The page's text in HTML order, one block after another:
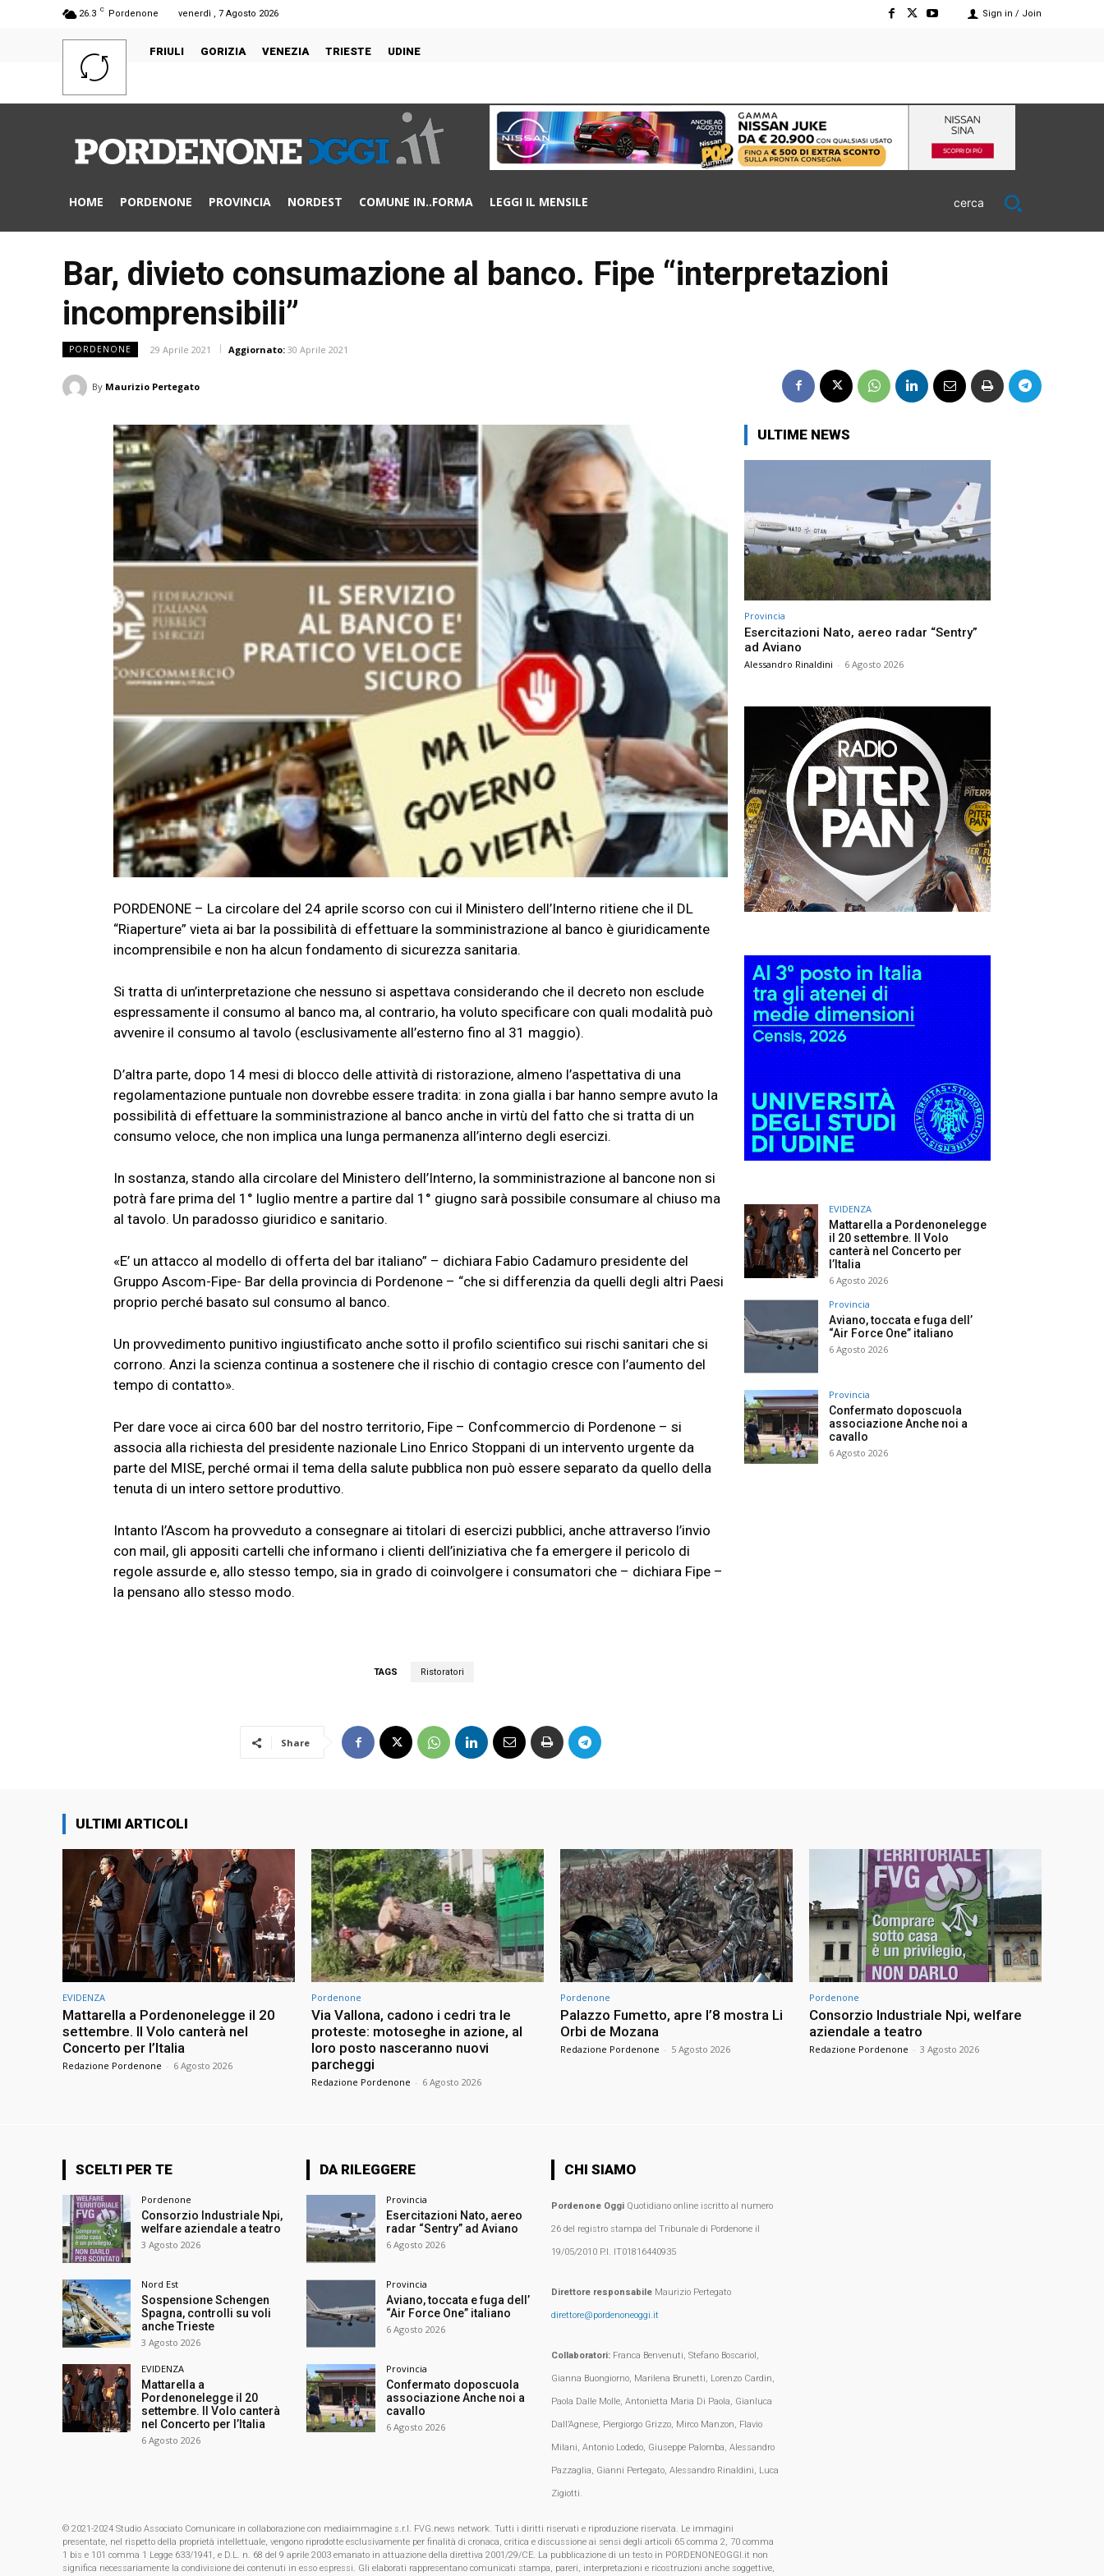
26.3 C Pordenone venerdì , 7 Agosto 2026 Sign in / Join
FRIULI GORIZIA VENEZIA TRIESTE UDINE
HOME PORDENONE PROVINCIA NORDEST COMUNE IN..FORMA LEGGI IL MENSILE cerca
Bar, divieto consumazione al banco. Fipe “interpretazioni
incomprensibili”
PORDENONE 29 Aprile 2021 Aggiornato: 30 Aprile 2021
By Maurizio Pertegato
PORDENONE – La circolare del 24 aprile scorso con cui il Ministero dell’Interno ritiene che il DL
“Riaperture” vieta ai bar la possibilità di effettuare la somministrazione al banco è giuridicamente
incomprensibile e non ha alcun fondamento di sicurezza sanitaria.
Si tratta di un’interpretazione che nessuno si aspettava considerando che il decreto non esclude
espressamente il consumo al banco ma, al contrario, ha voluto specificare con quali modalità può
avvenire il consumo al tavolo (esclusivamente all’esterno fino al 31 maggio).
D’altra parte, dopo 14 mesi di blocco delle attività di ristorazione, almeno l’aspettativa di una
regolamentazione puntuale non dovrebbe essere tradita: in zona gialla i bar hanno sempre avuto la
possibilità di effettuare la somministrazione al banco anche in virtù del fatto che si tratta di un
consumo veloce, che non implica una lunga permanenza all’interno degli esercizi.
In sostanza, stando alla circolare del Ministero dell’Interno, la somministrazione al bancone non si
potrà fare prima del 1° luglio mentre a partire dal 1° giugno sarà possibile consumare al chiuso ma
al tavolo. Un paradosso giuridico e sanitario.
«E’ un attacco al modello di offerta del bar italiano” – dichiara Fabio Cadamuro presidente del
Gruppo Ascom-Fipe- Bar della provincia di Pordenone – “che si differenzia da quelli degli altri Paesi
proprio perché basato sul consumo al banco.
Un provvedimento punitivo ingiustificato anche sotto il profilo scientifico sui rischi sanitari che si
corrono. Anzi la scienza continua a sostenere che il rischio di contagio cresce con l’aumento del
tempo di contatto».
Per dare voce ai circa 600 bar del nostro territorio, Fipe – Confcommercio di Pordenone – si
associa alla richiesta del presidente nazionale Lino Enrico Stoppani di un intervento urgente da
parte del MISE, perché ormai il tema della salute pubblica non può essere separato da quello della
tenuta di un intero settore produttivo.
Intanto l’Ascom ha provveduto a consegnare ai titolari di esercizi pubblici, anche attraverso l’invio
con mail, gli appositi cartelli che informano i clienti dell’iniziativa che fa emergere il pericolo di
regole assurde e, allo stesso tempo, sia in grado di coinvolgere i consumatori che – dichiara Fipe –
la pensano allo stesso modo.
TAGS Ristoratori
Share
ULTIME NEWS
Provincia
Esercitazioni Nato, aereo radar “Sentry”
ad Aviano
Alessandro Rinaldini - 6 Agosto 2026
EVIDENZA
Mattarella a Pordenonelegge
il 20 settembre. Il Volo
canterà nel Concerto per
l’Italia
6 Agosto 2026
Provincia
Aviano, toccata e fuga dell’
“Air Force One” italiano
6 Agosto 2026
Provincia
Confermato doposcuola
associazione Anche noi a
cavallo
6 Agosto 2026
ULTIMI ARTICOLI
EVIDENZA
Mattarella a Pordenonelegge il 20
settembre. Il Volo canterà nel
Concerto per l’Italia
Redazione Pordenone - 6 Agosto 2026
Pordenone
Via Vallona, cadono i cedri tra le
proteste: motoseghe in azione, al
loro posto nasceranno nuovi
parcheggi
Redazione Pordenone - 6 Agosto 2026
Pordenone
Palazzo Fumetto, apre l’8 mostra Li
Orbi de Mozana
Redazione Pordenone - 5 Agosto 2026
Pordenone
Consorzio Industriale Npi, welfare
aziendale a teatro
Redazione Pordenone - 3 Agosto 2026
SCELTI PER TE
Pordenone
Consorzio Industriale Npi,
welfare aziendale a teatro
3 Agosto 2026
Nord Est
Sospensione Schengen
Spagna, controlli su voli
anche Trieste
3 Agosto 2026
EVIDENZA
Mattarella a
Pordenonelegge il 20
settembre. Il Volo canterà
nel Concerto per l’Italia
6 Agosto 2026
DA RILEGGERE
Provincia
Esercitazioni Nato, aereo
radar “Sentry” ad Aviano
6 Agosto 2026
Provincia
Aviano, toccata e fuga dell’
“Air Force One” italiano
6 Agosto 2026
Provincia
Confermato doposcuola
associazione Anche noi a
cavallo
6 Agosto 2026
CHI SIAMO
Pordenone OggiQuotidiano online iscritto al numero
26 del registro stampa del Tribunale di Pordenone il
19/05/2010 P.I. IT01816440935
Direttore responsabileMaurizio Pertegato
direttore@pordenoneoggi.it
Collaboratori:Franca Benvenuti, Stefano Boscariol,
Gianna Buongiorno, Marilena Brunetti, Lorenzo Cardin,
Paola Dalle Molle, Antonietta Maria Di Paola, Gianluca
Dall’Agnese, Piergiorgo Grizzo, Mirco Manzon, Flavio
Milani, Antonio Lodedo, Giuseppe Palomba, Alessandro
Pazzaglia, Gianni Pertegato, Alessandro Rinaldini, Luca
Zigiotti.
© 2021-2024 Studio Associato Comunicare in collaborazione con mediaimmagine s.r.l. FVG.news network. Tutti i diritti riservati e riproduzione riservata. Le immagini
presentate, nel rispetto della proprietà intellettuale, vengono riprodotte esclusivamente per finalità di cronaca, critica e discussione ai sensi degli articoli 65 comma 2, 70 comma
1 bis e 101 comma 1 Legge 633/1941, e D.L. n. 68 del 9 aprile 2003 emanato in attuazione della direttiva 2001/29/CE. La pubblicazione di un testo in PORDENONEOGGI.it non
significa necessariamente la condivisione dei contenuti in esso espressi. Gli elaborati rappresentano comunicati stampa, pareri, interpretazioni e ricostruzioni anche soggettive,